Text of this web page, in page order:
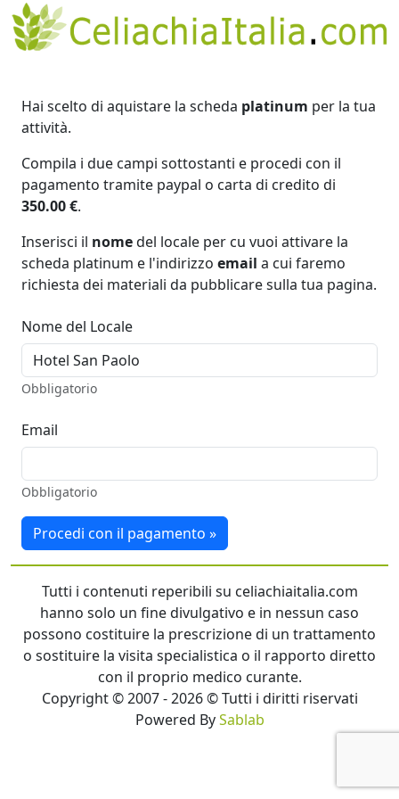
Hai scelto di aquistare la scheda platinum per la tua
attività.
Compila i due campi sottostanti e procedi con il
pagamento tramite paypal o carta di credito di
350.00 €.
Inserisci il nomedel locale per cu vuoi attivare la
scheda platinum e l'indirizzo email a cui faremo
richiesta dei materiali da pubblicare sulla tua pagina.
Nome del Locale
Obbligatorio
Email
Obbligatorio
Procedi con il pagamento »
Tutti i contenuti reperibili su celiachiaitalia.com
hanno solo un fine divulgativo e in nessun caso
possono costituire la prescrizione di un trattamento
o sostituire la visita specialistica o il rapporto diretto
con il proprio medico curante.
Copyright © 2007 - 2026 © Tutti i diritti riservati
Powered BySablab